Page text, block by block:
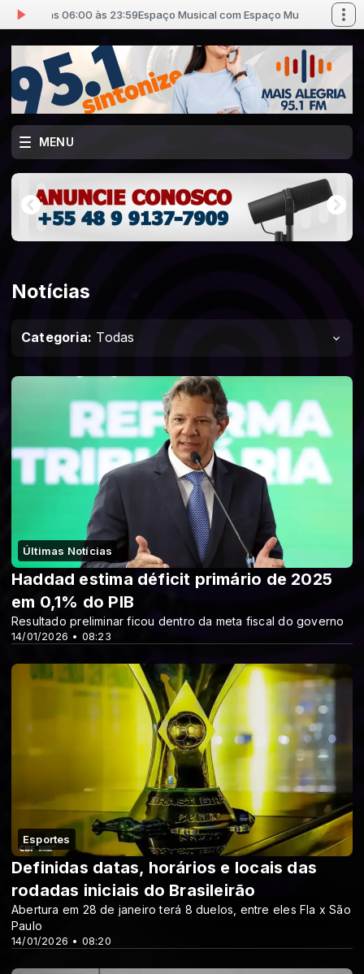
06:00 às 23:59Espaço Musical com Espaço Musical das 06:00 às
MENU
Notícias
Categoria: Todas
Últimas Notícias
14/01/2026 • 08:23
Haddad estima déficit primário de 2025
em 0,1% do PIB
Resultado preliminar ficou dentro da meta fiscal do governo
Esportes
14/01/2026 • 08:20
Definidas datas, horários e locais das
rodadas iniciais do Brasileirão
Abertura em 28 de janeiro terá 8 duelos, entre eles Fla x São
Paulo